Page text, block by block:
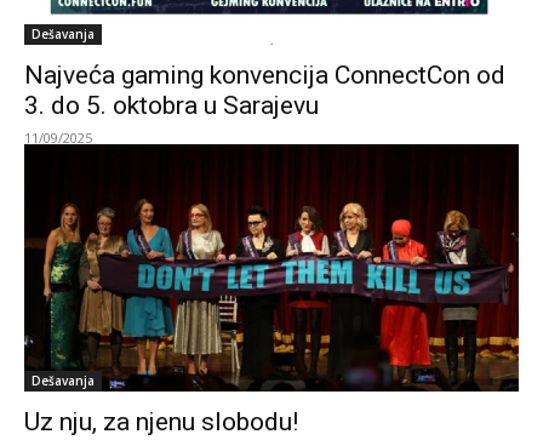
Dešavanja
Najveća gaming konvencija ConnectCon od
3. do 5. oktobra u Sarajevu
11/09/2025
Dešavanja
Uz nju, za njenu slobodu!